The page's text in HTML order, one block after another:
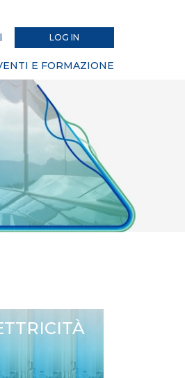
LOG IN
E FORMAZIONE